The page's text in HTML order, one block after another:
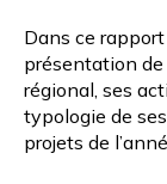
Dans ce
présentation de
régional, ses
typologie de
projets de